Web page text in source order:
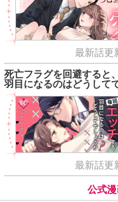
最新話更
死亡フラグを回避すると
羽目になるのはどうして
最新話更
公式